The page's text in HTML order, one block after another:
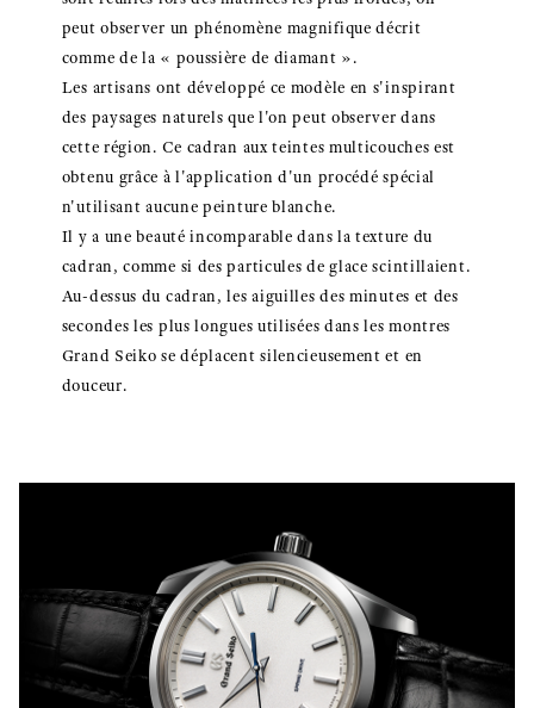
peut observer un phénomène magnifique décrit
comme de la « poussière de diamant ».
Les artisans ont développé ce modèle en s'inspirant
des paysages naturels que l'on peut observer dans
cette région. Ce cadran aux teintes multicouches est
obtenu grâce à l'application d'un procédé spécial
n'utilisant aucune peinture blanche.
Il y a une beauté incomparable dans la texture du
cadran, comme si des particules de glace scintillaient.
Au-dessus du cadran, les aiguilles des minutes et des
secondes les plus longues utilisées dans les montres
Grand Seiko se déplacent silencieusement et en
douceur.